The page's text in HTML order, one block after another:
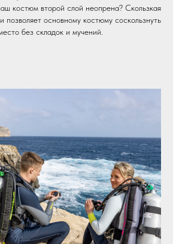
костюм второй слой неопрена? Скользкая
позволяет основному костюму соскользнуть
без складок и мучений.